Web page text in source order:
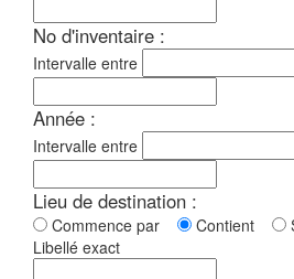
No d'inventaire :
Intervalle entre
Année :
Intervalle entre
Lieu de destination :
Commence par Contient
Libellé exact